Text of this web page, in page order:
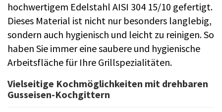
hochwertigem Edelstahl AISI 304 15/10 gefertigt.
Dieses Material ist nicht nur besonders langlebig,
sondern auch hygienisch und leicht zu reinigen. So
haben Sie immer eine saubere und hygienische
Arbeitsfläche für Ihre Grillspezialitäten.
Vielseitige Kochmöglichkeiten mit drehbaren
Gusseisen-Kochgittern